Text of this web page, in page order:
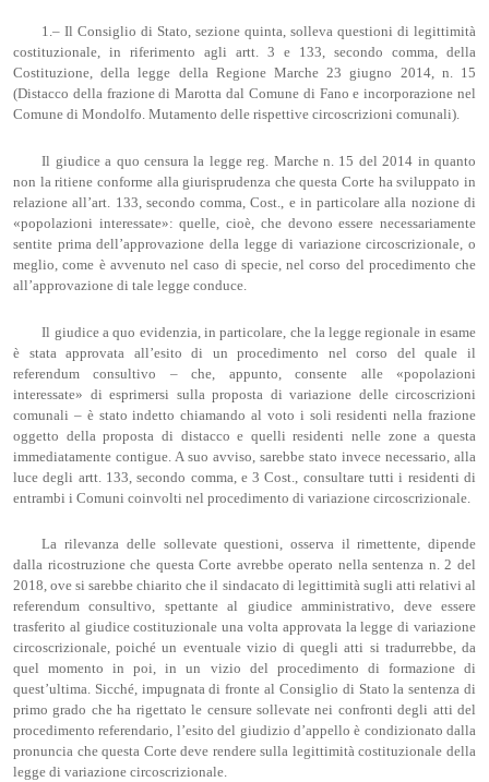
1.– Il Consiglio di Stato, sezione quinta, solleva questioni di legittimità
costituzionale, in riferimento agli artt. 3 e 133, secondo comma, della
Costituzione, della legge della Regione Marche 23 giugno 2014, n. 15
(Distacco della frazione di Marotta dal Comune di Fano e incorporazione nel
Comune di Mondolfo. Mutamento delle rispettive circoscrizioni comunali).
Il giudice a quo censura la legge reg. Marche n. 15 del 2014 in quanto
non la ritiene conforme alla giurisprudenza che questa Corte ha sviluppato in
relazione all’art. 133, secondo comma, Cost., e in particolare alla nozione di
«popolazioni interessate»: quelle, cioè, che devono essere necessariamente
sentite prima dell’approvazione della legge di variazione circoscrizionale, o
meglio, come è avvenuto nel caso di specie, nel corso del procedimento che
all’approvazione di tale legge conduce.
Il giudice a quo evidenzia, in particolare, che la legge regionale in esame
è stata approvata all’esito di un procedimento nel corso del quale il
referendum consultivo – che, appunto, consente alle «popolazioni
interessate» di esprimersi sulla proposta di variazione delle circoscrizioni
comunali – è stato indetto chiamando al voto i soli residenti nella frazione
oggetto della proposta di distacco e quelli residenti nelle zone a questa
immediatamente contigue. A suo avviso, sarebbe stato invece necessario, alla
luce degli artt. 133, secondo comma, e 3 Cost., consultare tutti i residenti di
entrambi i Comuni coinvolti nel procedimento di variazione circoscrizionale.
La rilevanza delle sollevate questioni, osserva il rimettente, dipende
dalla ricostruzione che questa Corte avrebbe operato nella sentenza n. 2 del
2018, ove si sarebbe chiarito che il sindacato di legittimità sugli atti relativi al
referendum consultivo, spettante al giudice amministrativo, deve essere
trasferito al giudice costituzionale una volta approvata la legge di variazione
circoscrizionale, poiché un eventuale vizio di quegli atti si tradurrebbe, da
quel momento in poi, in un vizio del procedimento di formazione di
quest’ultima. Sicché, impugnata di fronte al Consiglio di Stato la sentenza di
primo grado che ha rigettato le censure sollevate nei confronti degli atti del
procedimento referendario, l’esito del giudizio d’appello è condizionato dalla
pronuncia che questa Corte deve rendere sulla legittimità costituzionale della
legge di variazione circoscrizionale.